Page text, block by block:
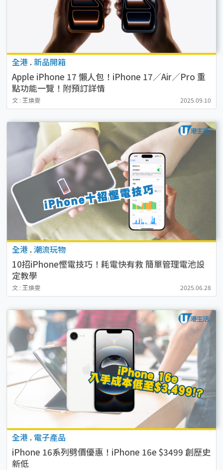
全港 . 新品開箱
Apple iPhone 17 懶人包！iPhone 17／Air／Pro 重
點功能一覽！附預訂詳情
文 : 王煥雯 2025.09.10
全港 . 潮流玩物
10招iPhone慳電技巧！耗電快有救 簡單管理電池設
定教學
文 : 王煥雯 2025.06.28
全港 . 電子產品
iPhone 16系列劈價優惠！iPhone 16e $3499 創歷史
新低